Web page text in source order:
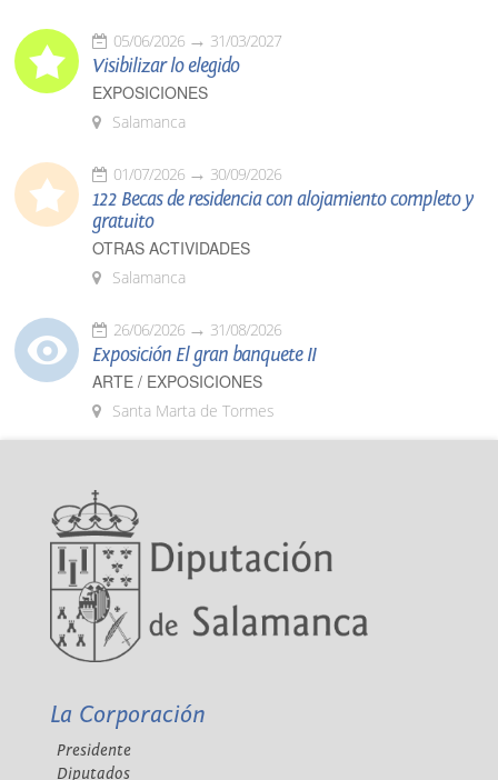
05/06/2026 31/03/2027
Visibilizar lo elegido
EXPOSICIONES
Salamanca
01/07/2026 30/09/2026
122 Becas de residencia con alojamiento completo y
gratuito
OTRAS ACTIVIDADES
Salamanca
26/06/2026 31/08/2026
Exposición El gran banquete II
ARTE / EXPOSICIONES
Santa Marta de Tormes
La Corporación
Presidente
Diputados